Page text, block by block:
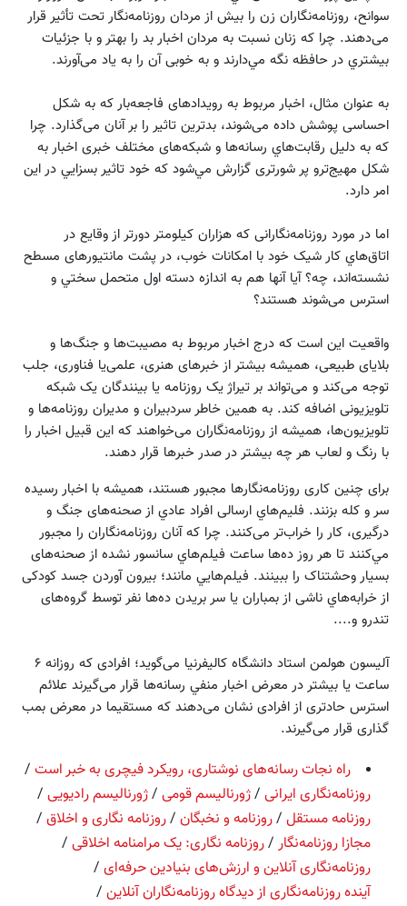
سوانح، روزنامه‌نگاران‌ زن را بیش از مردان روزنامه‌نگار تحت تأثیر قرار
می‌دهند. چرا كه زنان نسبت به مردان اخبار بد را بهتر و با جزئیات
بيشتري در حافظه نگه مي‌دارند و به خوبی آن را به یاد می‌آورند.
به عنوان مثال، اخبار مربوط به رویدادهای فاجعه‌بار که به شکل
احساسی پوشش داده می‌شوند، بدترین تاثیر را بر آنان می‌گذارد. چرا
كه به دليل رقابت‌هاي رسانه‌ها و شبکه‌های مختلف خبری اخبار به
شکل مهيج‌ترو پر شورتری گزارش مي‌شود كه خود تاثير بسزايي در اين
امر دارد.
اما در مورد روزنامه‌نگارانی که هزاران کیلومتر دورتر از وقایع در
اتاق‌هاي کار شیک خود با امکانات خوب، در پشت مانتیورهای مسطح
نشسته‌اند، چه؟ آیا آنها هم به اندازه دسته اول متحمل سختي و
استرس می‌شوند هستند؟
واقعیت این است که درج اخبار مربوط به مصیبت‌ها و جنگ‌ها و
بلایای طبیعی، همیشه بیشتر از خبرهای هنری، علمی‌یا فناوری، جلب
توجه می‌کند و می‌تواند بر تيراژ یک روزنامه یا بینندگان یک شبکه
تلویزیونی اضافه كند. به همین خاطر سردبیران و مدیران روزنامه‌ها و
تلویزیون‌ها، همیشه از روزنامه‌نگاران می‌خواهند که این قبیل اخبار را
با رنگ و لعاب هر چه بيشتر در صدر خبرها قرار دهند.
برای چنین کاری روزنامه‌نگارها مجبور هستند، همیشه با اخبار رسيده
سر و كله بزنند. فليم‌هاي ارسالی افراد عادي از صحنه‌های جنگ و
درگیری، کار را خراب‌تر می‌کنند. چرا كه آنان روزنامه‌نگاران را مجبور
مي‌كنند تا هر روز ده‌ها ساعت فيلم‌هاي سانسور نشده از صحنه‌های
بسیار وحشتناک را ببینند. فيلم‌هايي مانند؛ بیرون آوردن جسد کودکی
از خرابه‌‌هاي ناشی از بمباران یا سر بریدن ده‌ها نفر توسط گروه‌های
تندرو و....
آلیسون هولمن استاد دانشگاه کالیفرنیا می‌گوید؛ افرادی که روزانه ۶
ساعت یا بیشتر در معرض اخبار منفي رسانه‌ها قرار می‌گیرند علائم
استرس حادتری از افرادی نشان می‌دهند که مستقیما در معرض بمب
گذاری قرار می‌گیرند.
راه نجات رسانه‌های نوشتاری، رویکرد فیچری به خبر است /
روزنامه‌نگاری ایرانی /ژورنالیسم قومی /ژورنالیسم رادیویی /
روزنامه ‌مستقل /روزنامه‌ و نخبگان /روزنامه‌ نگاری و اخلاق /
مجازا روزنامه‌نگار /روزنامه نگاری: یک مرامنامه اخلاقی /
روزنامه‌نگاری آنلاین و ارزش‌های بنیادین حرفه‌ای /
آینده روزنامه‌نگاری از دیدگاه روزنامه‌نگاران آنلاین /